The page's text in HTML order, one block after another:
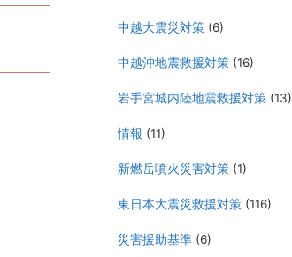
中越大震災対策 (6)
中越沖地震救援対策 (16)
岩手宮城内陸地震救援対策 (13)
情報 (11)
新燃岳噴火災害対策 (1)
東日本大震災救援対策 (116)
災害援助基準 (6)